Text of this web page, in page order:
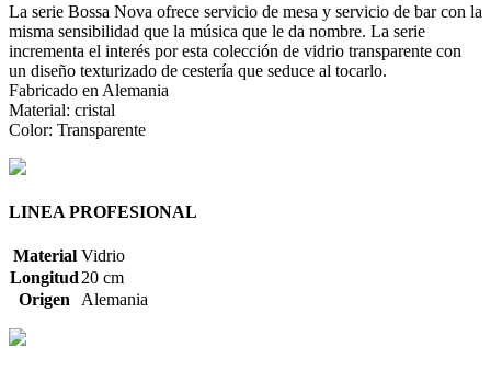
La serie Bossa Nova ofrece servicio de mesa y servicio de bar con la
misma sensibilidad que la música que le da nombre. La serie
incrementa el interés por esta colección de vidrio transparente con
un diseño texturizado de cestería que seduce al tocarlo.
Fabricado en Alemania
Material: cristal
Color: Transparente
LINEA PROFESIONAL
Material Vidrio
Longitud20 cm
Origen Alemania